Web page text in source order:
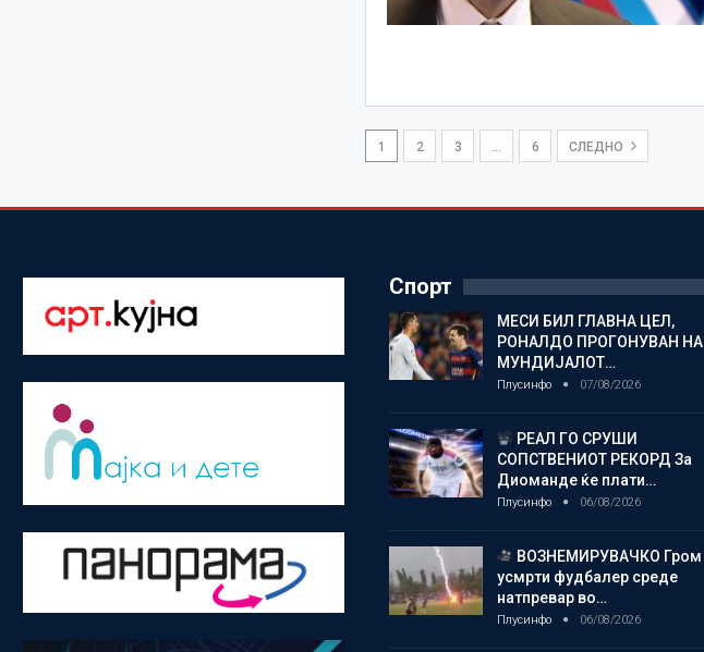
1 2 3 … 6 СЛЕДНО
Спорт
МЕСИ БИЛ ГЛАВНА ЦЕЛ,
РОНАЛДО ПРОГОНУВАН НА
МУНДИЈАЛОТ…
Плусинфо 07/08/2026
РЕАЛ ГО СРУШИ
СОПСТВЕНИОТ РЕКОРД За
Диоманде ќе плати…
Плусинфо 06/08/2026
ВОЗНЕМИРУВАЧКО Гром
усмрти фудбалер среде
натпревар во…
Плусинфо 06/08/2026